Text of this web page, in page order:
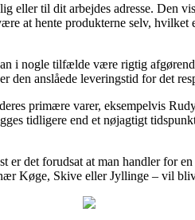
eller til dit arbejdes adresse. Den
at hente produkterne selv,
i nogle tilfælde være rigtig
den anslåede leveringstid for det
primære varer, eksempelvis
tidligere end et nøjagtigt
det forudsat at man handler for
Køge, Skive eller Jyllinge – vil